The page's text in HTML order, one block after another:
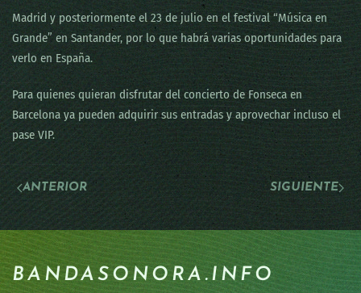
Madrid y posteriormente el 23 de julio en el festival “Música en
Grande” en Santander, por lo que habrá varias oportunidades para
verlo en España.
Para quienes quieran disfrutar del concierto de Fonseca en
Barcelona ya pueden adquirir sus entradas y aprovechar incluso el
pase VIP.
ANTERIOR SIGUIENTE
BANDASONORA.INFO